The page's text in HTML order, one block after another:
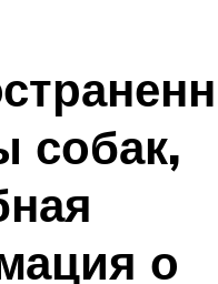
собак,
о